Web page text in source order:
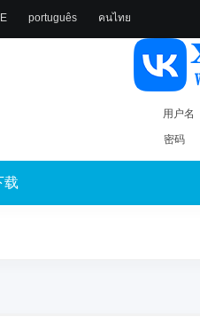
português คนไทย
用户名
密码
载